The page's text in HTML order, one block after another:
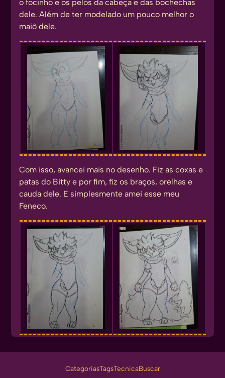
o focinho e os pelos da cabeça e das bochechas
dele. Além de ter modelado um pouco melhor o
maiô dele.
Com isso, avancei mais no desenho. Fiz as coxas e
patas do Bitty e por fim, fiz os braços, orelhas e
cauda dele. E simplesmente amei esse meu
Feneco.
CategoriasTagsTecnicaBuscar